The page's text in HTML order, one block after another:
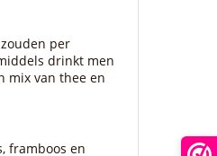
per
drinkt men
mix van thee en
framboos en